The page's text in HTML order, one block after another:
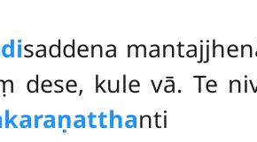
saddena
dese, kule vā. Te
nti